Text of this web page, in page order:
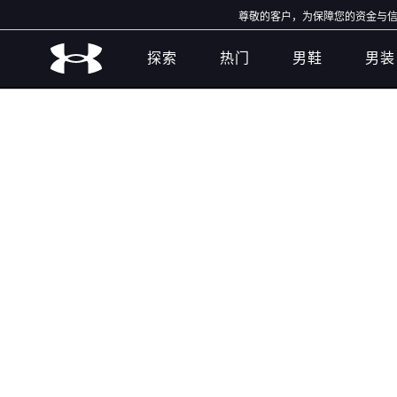
尊敬的客户，为保障您的资金与信
探索 热门 男鞋 男装